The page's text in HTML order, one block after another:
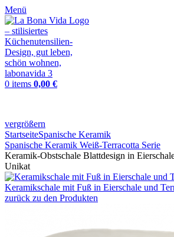
Menü
0 items 0,00 €
vergrößern
StartseiteSpanische Keramik
Spanische Keramik Weiß-Terracotta Serie
Keramik-Obstschale Blattdesign in
Unikat
Keramikschale mit Fuß in Eierschale und
zurück zu den Produkten